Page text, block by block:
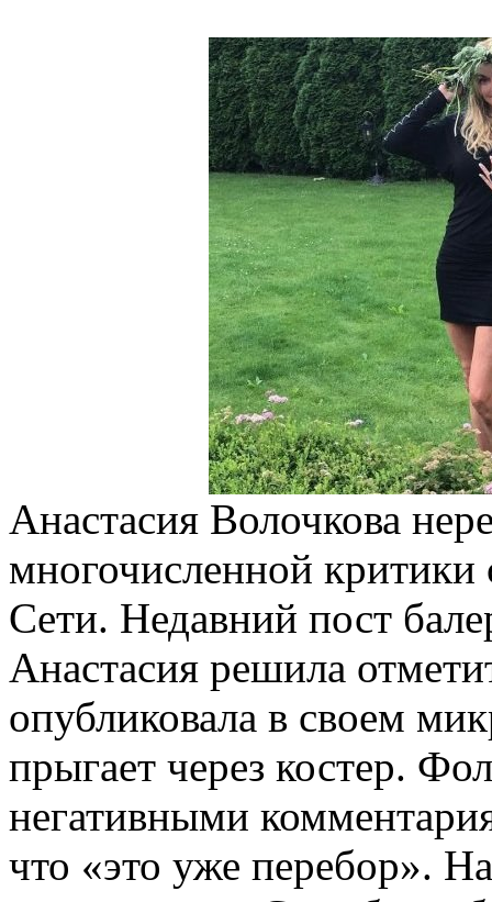
Анастасия Волочкова
многочисленной критики
Сети. Недавний пост
Анастасия решила
опубликовала в своем
прыгает через костер.
негативными
что «это уже перебор».